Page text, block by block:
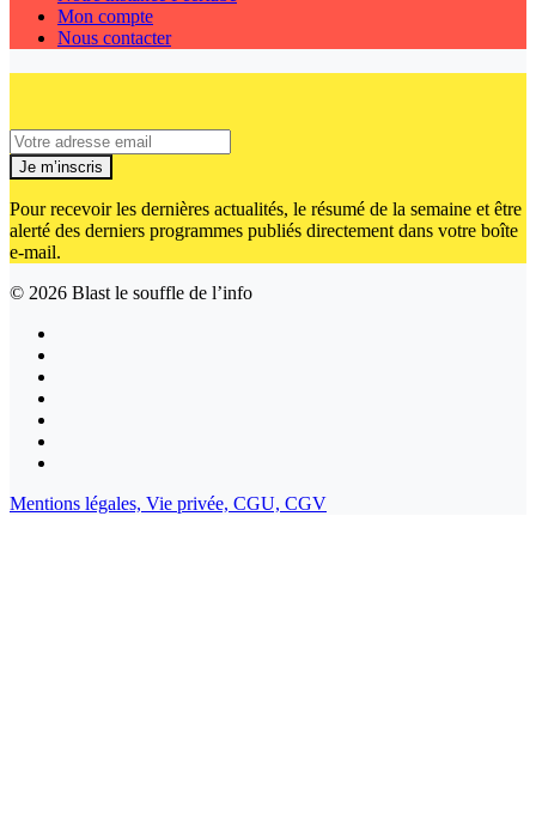
Mon compte
Nous contacter
Je m’inscris
Pour recevoir les dernières actualités, le résumé de la semaine et être
alerté des derniers programmes publiés directement dans votre boîte
e-mail.
© 2026 Blast le souffle de l’info
Mentions légales, Vie privée, CGU, CGV